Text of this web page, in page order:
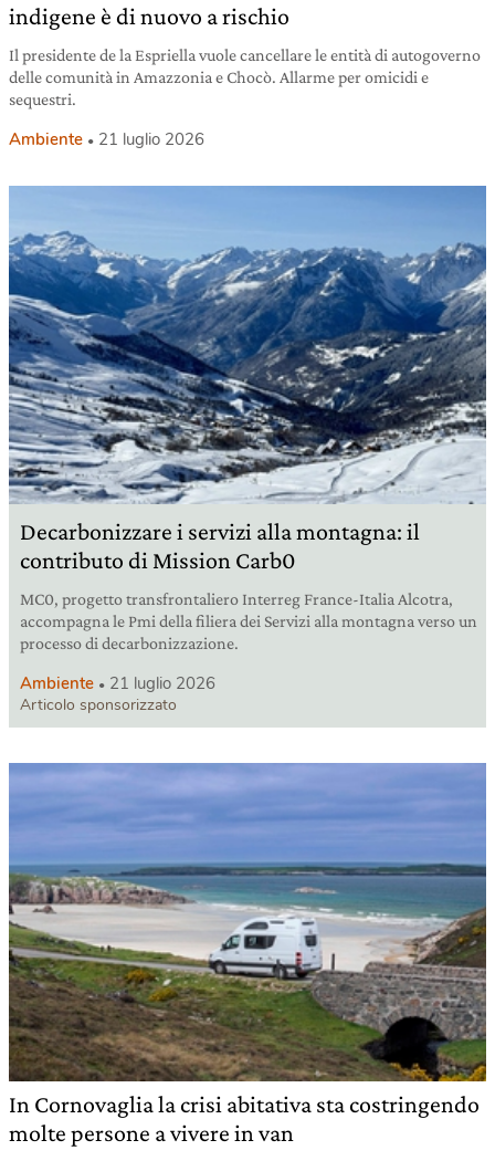
indigene è di nuovo a rischio
Il presidente de la Espriella vuole cancellare le entità di autogoverno
delle comunità in Amazzonia e Chocò. Allarme per omicidi e
sequestri.
Ambiente 21 luglio 2026
Decarbonizzare i servizi alla montagna: il
contributo di Mission Carb0
MC0, progetto transfrontaliero Interreg France-Italia Alcotra,
accompagna le Pmi della filiera dei Servizi alla montagna verso un
processo di decarbonizzazione.
Ambiente 21 luglio 2026
Articolo sponsorizzato
In Cornovaglia la crisi abitativa sta costringendo
molte persone a vivere in van